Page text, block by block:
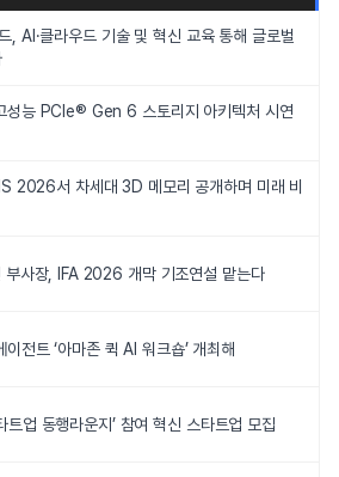
, AI·클라우드 기술 및 혁신 교육 통해 글로벌
성능 PCIe® Gen 6 스토리지 아키텍처 시연
2026서 차세대 3D 메모리 공개하며 미래 비
사장, IFA 2026 개막 기조연설 맡는다
전트 ‘아마존 퀵 AI 워크숍’ 개최해
트업 동행라운지’ 참여 혁신 스타트업 모집